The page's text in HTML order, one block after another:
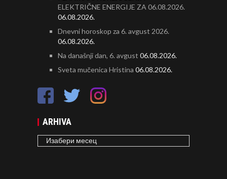
ELEKTRIČNE ENERGIJE ZA 06.08.2026.
06.08.2026.
Dnevni horoskop za 6. avgust 2026.
06.08.2026.
Na današnji dan, 6. avgust 06.08.2026.
Sveta mučenica Hristina 06.08.2026.
ARHIVA
ARHIVA